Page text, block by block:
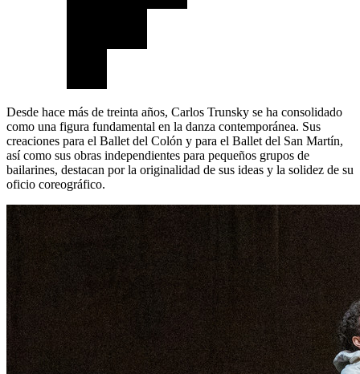
Desde hace más de treinta años, Carlos Trunsky se ha consolidado
como una figura fundamental en la danza contemporánea. Sus
creaciones para el Ballet del Colón y para el Ballet del San Martín,
así como sus obras independientes para pequeños grupos de
bailarines, destacan por la originalidad de sus ideas y la solidez de su
oficio coreográfico.